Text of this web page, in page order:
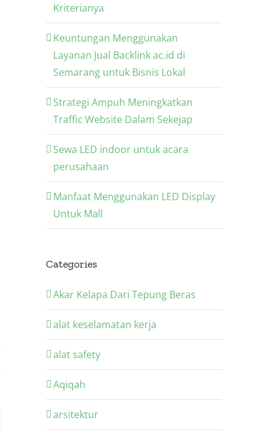
Kriterianya
Keuntungan Menggunakan
Layanan Jual Backlink ac.id di
Semarang untuk Bisnis Lokal
Strategi Ampuh Meningkatkan
Traffic Website Dalam Sekejap
Sewa LED indoor untuk acara
perusahaan
Manfaat Menggunakan LED Display
Untuk Mall
Categories
Akar Kelapa Dari Tepung Beras
alat keselamatan kerja
alat safety
Aqiqah
arsitektur